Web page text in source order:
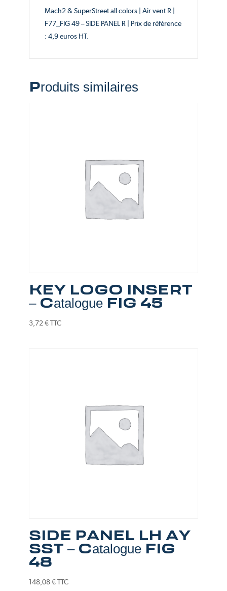
Mach2 & SuperStreet all colors | Air vent R |
F77_FIG 49 – SIDE PANEL R | Prix de référence
: 4,9 euros HT.
Produits similaires
KEY LOGO INSERT
– Catalogue FIG 45
3,72 € TTC
SIDE PANEL LH AY
SST – Catalogue FIG
48
148,08€ TTC